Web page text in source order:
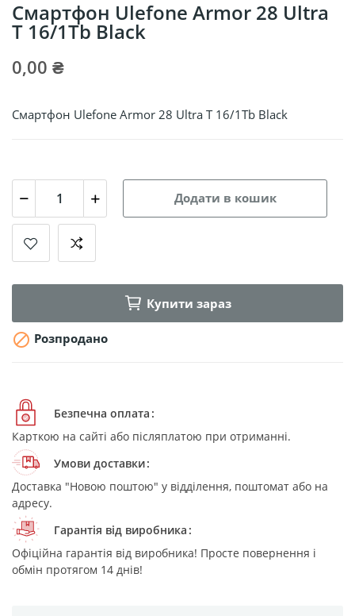
Смартфон Ulefone Armor 28 Ultra
T 16/1Tb Black
0,00 ₴
Смартфон Ulefone Armor 28 Ultra T 16/1Tb Black
Додати в кошик
Купити зараз
 Розпродано
Безпечна оплата
Карткою на сайті або післяплатою при отриманні.
Умови доставки
Доставка "Новою поштою" у відділення, поштомат або на
адресу.
Гарантія від виробника
Офіційна гарантія від виробника! Просте повернення і
обмін протягом 14 днів!